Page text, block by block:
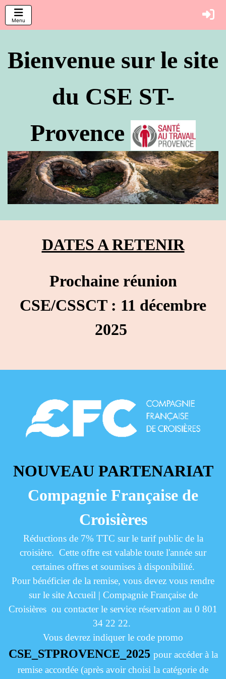
Menu
Bienvenue sur le site
du CSE ST-
Provence
DATES A RETENIR
Prochaine réunion
CSE/CSSCT : 11 décembre
2025
NOUVEAU PARTENARIAT
Compagnie Française de
Croisières
Réductions de 7% TTC sur le tarif public de la
croisière. Cette offre est valable toute l'année sur
certaines offres et soumises à disponibilité.
Pour bénéficier de la remise, vous devez vous rendre
sur le site Accueil | Compagnie Française de
Croisières ou contacter le service réservation au 0 801
34 22 22.
Vous devrez indiquer le code promo
CSE_STPROVENCE_2025 pour accéder à la
remise accordée (après avoir choisi la catégorie de